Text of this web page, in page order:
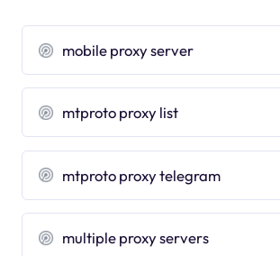
mobile proxy server
mtproto proxy list
mtproto proxy telegram
multiple proxy servers